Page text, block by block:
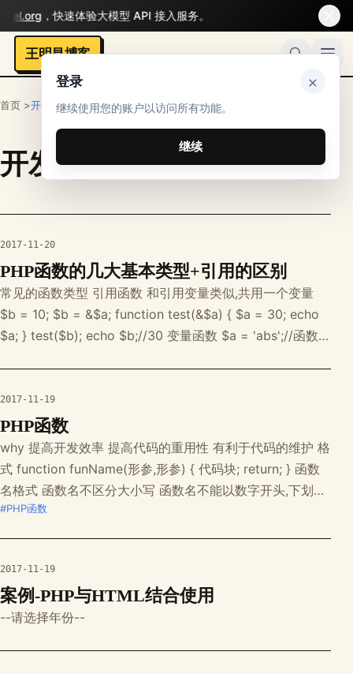
登录 ×
继续使用您的账户以访问所有功能。
继续
，快速体验大模型 API 接入服务。
王明昌博客
首页 >开发者
开发者
2017-11-20
PHP函数的几大基本类型+引用的区别
常见的函数类型 引用函数 和引用变量类似,共用一个变量
$b = 10; $b = &$a; function test(&$a) { $a = 30; echo
$a; } test($b); echo $b;//30 变量函数 $a = 'abs';//函数
2017-11-19
PHP函数
why 提高开发效率 提高代码的重用性 有利于代码的维护 格
式 function funName(形参,形参) { 代码块; return; } 函数
名格式 函数名不区分大小写 函数名不能以数字开头,下划线
字母开头,后面为下划线字母数字组成 形参 如果形参未有初
#PHP函数
2017-11-19
案例-PHP与HTML结合使用
--请选择年份--